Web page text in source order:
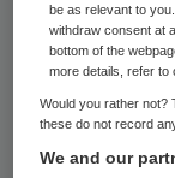
is speelt
Onder
VUmc een
onderwijs
be as relevant to
withdraw consent at
bottom of the
more details, refer to
Would you rather not?
these do not record
We and our